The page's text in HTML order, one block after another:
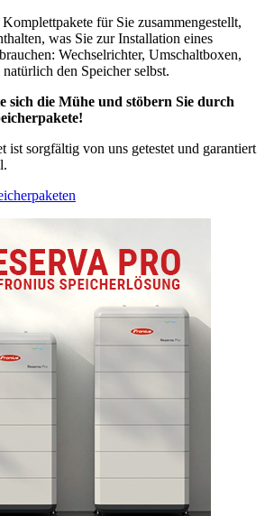
für Sie zusammengestellt,
was Sie zur Installation eines
Wechselrichter, Umschaltboxen,
den Speicher selbst.
sich die Mühe und stöbern Sie durch
ist sorgfältig von uns getestet und garantiert